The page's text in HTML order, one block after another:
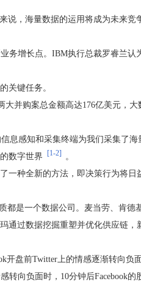
说，海量数据的运用将成为未来竞
务增长点。IBM执行总裁罗睿兰认
关键任务。
大并购案总金额高达176亿美元，
息感知和采集终端为我们采集了海
数字世界
[1-2] 。
一种全新的方法，即决策行为将日
都是一个数据公司。麦当劳、肯德
通过数据挖掘重塑并优化供应链，
开盘前Twitter上的情感逐渐转向负
转向负面时，10分钟后Facebook的